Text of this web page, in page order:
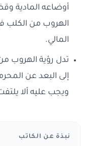
أوضاعه المادية
الهروب من الكلب
المالي.
تدل رؤية الهروب
إلى البعد عن
ويجب عليه ألا
نبذة عن الكاتب